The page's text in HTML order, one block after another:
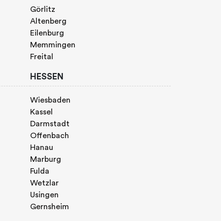
Görlitz
Altenberg
Eilenburg
Memmingen
Freital
HESSEN
Wiesbaden
Kassel
Darmstadt
Offenbach
Hanau
Marburg
Fulda
Wetzlar
Usingen
Gernsheim